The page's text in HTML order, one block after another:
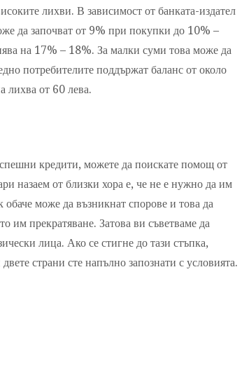
лихви. В зависимост от банката-издател
да започват от 9% при покупки до 10% –
на 17% – 18%. За малки суми това може да
потребителите поддържат баланс от около
лихва от 60 лева.
кредити, можете да поискате помощ от
назаем от близки хора е, че не е нужно да им
може да възникнат спорове и това да
им прекратяване. Затова ви съветваме да
лица. Ако се стигне до тази стъпка,
страни сте напълно запознати с условията.